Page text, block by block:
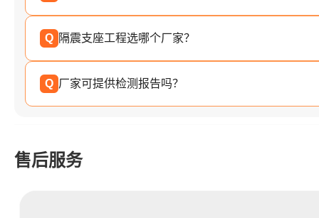
Q 隔震支座工程选哪个厂家？
Q 厂家可提供检测报告吗？
售后服务